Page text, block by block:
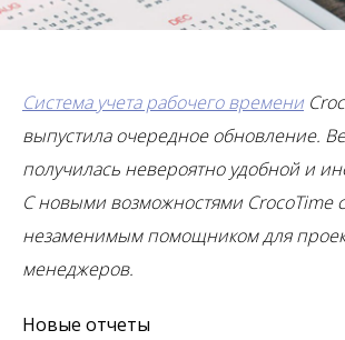
Система учета рабочего времени
выпустила очередное обновление.
получилась невероятно удобной и
С новыми возможностями CrocoTime
незаменимым помощником для
менеджеров.
Новые отчеты